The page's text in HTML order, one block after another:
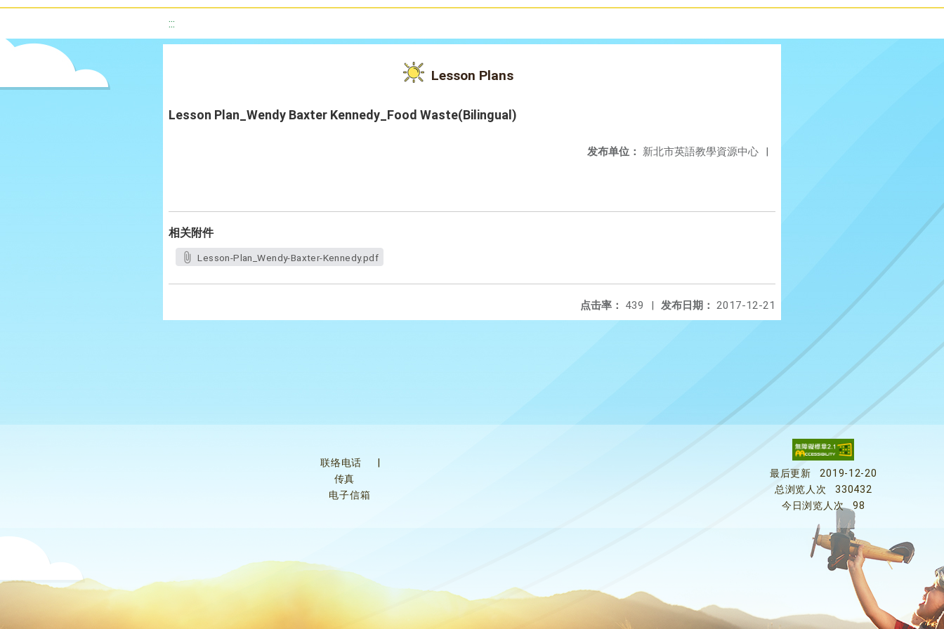
:::
Lesson Plans
Lesson Plan_Wendy Baxter Kennedy_Food Waste(Bilingual)
发布单位： 新北市英語教學資源中心 |
相关附件
Lesson-Plan_Wendy-Baxter-Kennedy.pdf
发布日期： 2017-12-21
点击率： 439 |
联络电话
传真
电子信箱
最后更新
2019-12-20
总浏览人次
330432
今日浏览人次
98